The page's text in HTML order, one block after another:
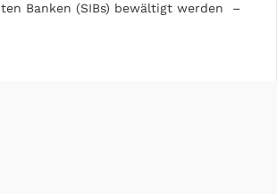
Banken (SIBs) bewältigt werden –